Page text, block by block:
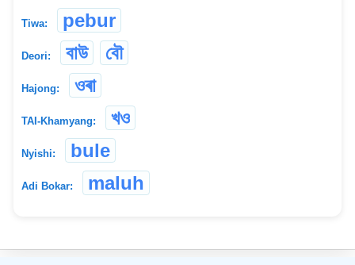
Tiwa: pebur
Deori: বাউ বৌ
Hajong: ওৰা
TAI-Khamyang: খও
Nyishi: bule
Adi Bokar: maluh